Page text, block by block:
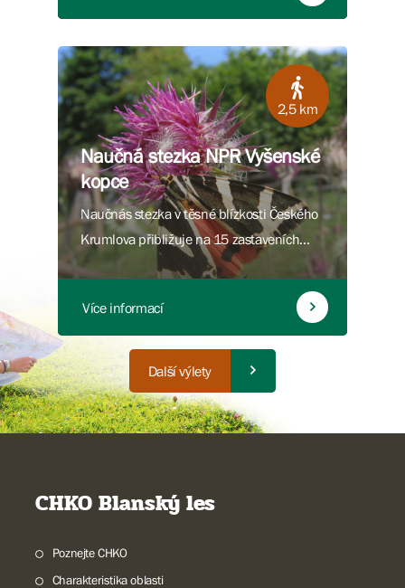
2,5 km
Naučná stezka NPR Vyšenské
kopce
Naučnás stezka v těsné blízkosti Českého
Krumlova přibližuje na 15 zastaveních
výjimečné přírodní bohatství národní
Více informací
Další výlety
CHKO Blanský les
Poznejte CHKO
Charakteristika oblasti